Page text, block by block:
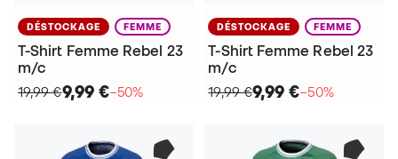
DÉSTOCKAGE FEMME
T-Shirt Femme Rebel 23
m/c
19,99 €9,99 €−50%
DÉSTOCKAGE FEMME
T-Shirt Femme Rebel 23
m/c
19,99 €9,99 €−50%